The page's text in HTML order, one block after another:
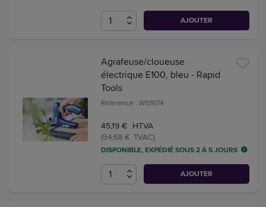
AJOUTER
Agrafeuse/cloueuse
électrique E100, bleu - Rapid
Tools
Référence : W51674
45,19 € HTVA
(54,68 € TVAC)
DISPONIBLE, EXPÉDIÉ SOUS 2 À 5 JOURS
AJOUTER